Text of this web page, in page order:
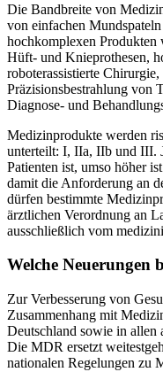
Die Bandbreite von
von einfachen
hochkomplexen
Hüft- und Knieprothesen,
roboterassistierte
Präzisionsbestrahlung von
Diagnose- und
Medizinprodukte werden
unterteilt: I, IIa, IIb und III.
Patienten ist, umso höher
damit die Anforderung an
dürfen bestimmte
ärztlichen Verordnung an
ausschließlich vom
Welche Neuerungen
Zur Verbesserung von
Zusammenhang mit
Deutschland sowie in
Die MDR ersetzt
nationalen Regelungen zu